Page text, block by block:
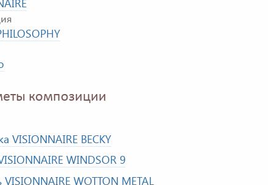
композиции
VISIONNAIRE BECKY
WINDSOR 9
VISIONNAIRE WOTTON METAL